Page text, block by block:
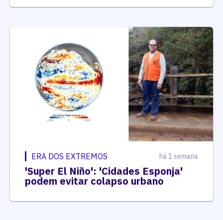
ERA DOS EXTREMOS há 1 semana
'Super El Niño': 'Cidades Esponja'
podem evitar colapso urbano